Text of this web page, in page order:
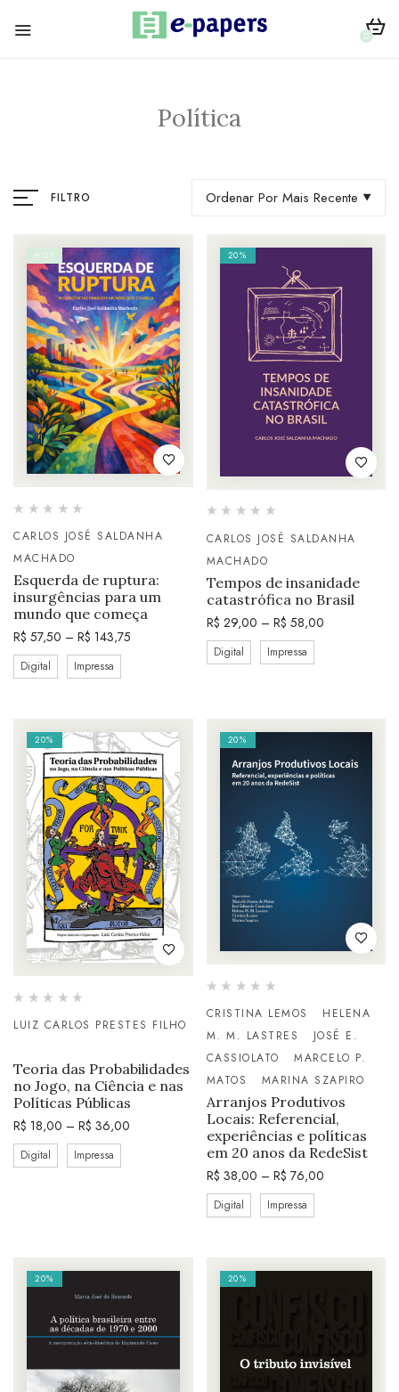
0
Política
FILTRO Ordenar Por Mais Recente
HOT
CARLOS JOSÉ SALDANHA
MACHADO
Esquerda de ruptura:
insurgências para um
mundo que começa
R$ 57,50 – R$ 143,75
Digital Impressa
20%
CARLOS JOSÉ SALDANHA
MACHADO
Tempos de insanidade
catastrófica no Brasil
R$ 29,00 – R$ 58,00
Digital Impressa
20%
LUIZ CARLOS PRESTES FILHO
Teoria das Probabilidades
no Jogo, na Ciência e nas
Políticas Públicas
R$ 18,00 – R$ 36,00
Digital Impressa
20%
CRISTINA LEMOS
HELENA
M. M. LASTRES
JOSÉ E.
CASSIOLATO
MARCELO P.
MATOS
MARINA SZAPIRO
Arranjos Produtivos
Locais: Referencial,
experiências e políticas
em 20 anos da RedeSist
R$ 38,00 – R$ 76,00
Digital Impressa
20% 20%